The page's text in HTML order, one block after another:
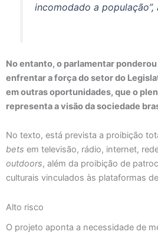
incomodado a população”,
No entanto, o parlamentar
enfrentar a força do setor do
em outras oportunidades, que o
representa a visão da sociedade
No texto, está prevista a proibição
bets em televisão, rádio, internet,
outdoors, além da proibição de
culturais vinculados às plataformas
Alto risco
O projeto aponta a necessidade de